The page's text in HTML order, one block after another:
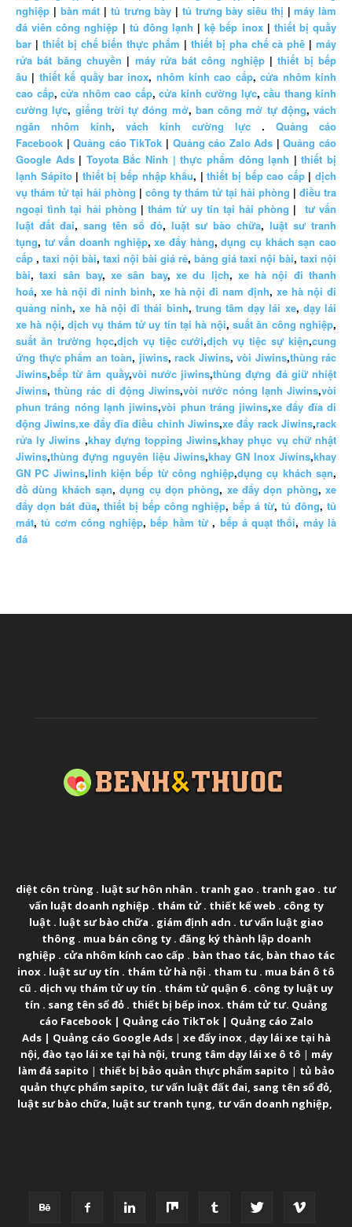
nghiệp | bàn mát | tủ trưng bày | tủ trưng bày siêu thị |máy làm
đá viên công nghiệp | tủ đông lạnh |kệ bếp inox| thiết bị quầy
bar | thiết bị chế biến thực phẩm | thiết bị pha chế cà phê | máy
rửa bát băng chuyền | máy rửa bát công nghiệp|thiết bị bếp
âu | thiết kế quầy bar inox, nhôm kính cao cấp,cửa nhôm kính
cao cấp, cửa nhôm cao cấp, cửa kính cường lực, cầu thang kính
cường lực, giếng trời tự đóng mở, ban công mở tự động, vách
ngăn nhôm kính, vách kính cường lực . Quảng cáo
Facebook |Quảng cáo TikTok | Quảng cáo Zalo Ads |Quảng cáo
Google Ads| Toyota Bắc Ninh | thực phẩm đông lạnh |thiết bị
lạnh Sápito | thiết bị bếp nhập khẩu, |thiết bị bếp cao cấp|dịch
vụ thám tử tại hải phòng | công ty thám tử tại hải phòng | điều tra
ngoại tình tại hải phòng |thám tử uy tín tại hải phòng | tư vấn
luật đất đai, sang tên sổ đỏ, luật sư bào chữa, luật sư tranh
tụng, tư vấn doanh nghiệp,xe đẩy hàng,dụng cụ khách sạn cao
cấp , taxi nội bài, taxi nội bài giá rẻ, bảng giá taxi nội bài, taxi nội
bài,taxi sân bay,xe sân bay,xe du lịch, xe hà nội đi thanh
hoá, xe hà nội đi ninh bình, xe hà nội đi nam định,xe hà nội đi
quảng ninh,xe hà nội đi thái bình, trung tâm dạy lái xe, dạy lái
xe hà nội,dịch vụ thám tử uy tín tại hà nội,suất ăn công nghiệp,
suất ăn trường học,dịch vụ tiệc cưới,dịch vụ tiệc sự kiện,cung
ứng thực phẩm an toàn, jiwins, rack Jiwins, vòi Jiwins,thùng rác
Jiwins,bếp từ âm quầy,vòi nước jiwins,thùng đựng đá giữ nhiệt
Jiwins,thùng rác di động Jiwins,vòi nước nóng lạnh Jiwins,vòi
phun tráng nóng lạnh jiwins,vòi phun tráng jiwins,xe đẩy đĩa di
động Jiwins,xe đẩy đĩa điều chỉnh Jiwins,xe đẩy rack Jiwins,rack
rửa ly Jiwins ,khay đựng topping Jiwins,khay phục vụ chữ nhật
Jiwins,thùng đựng nguyên liệu Jiwins,khay GN Inox Jiwins,khay
GN PC Jiwins,linh kiện bếp từ công nghiệp,dụng cụ khách sạn,
đồ dùng khách sạn,dụng cụ dọn phòng, xe đẩy dọn phòng,xe
đẩy dọn bát đũa, thiết bị bếp công nghiệp,bếp á từ,tủ đông,tủ
mát,tủ cơm công nghiệp,bếp hầm từ , bếp á quạt thổi, máy là
đá
diệt côn trùng . luật sư hôn nhân . tranh gao . tranh gao . tư
vấn luật doanh nghiệp . thám tử. thiết kế web . công ty
luật . luật sư bào chữa . giám định adn . tư vấn luật giao
thông . mua bán công ty. đăng ký thành lập doanh
nghiệp . cửa nhôm kính cao cấp . bàn thao tác, bàn thao tác
inox . luật sư uy tín . thám tử hà nội . tham tu . mua bán ô tô
cũ . dịch vụ thám tử uy tín . thám tử quận 6. công ty luật uy
tín . sang tên sổ đỏ . thiết bị bếp inox. thám tử tư. Quảng
cáo Facebook| Quảng cáo TikTok| Quảng cáo Zalo
Ads| Quảng cáo Google Ads| xe đẩy inox, dạy lái xe tại hà
nội, đào tạo lái xe tại hà nội, trung tâm dạy lái xe ô tô | máy
làm đá sapito | thiết bị bảo quản thực phẩm sapito | tủ bảo
quản thực phẩm sapito, tư vấn luật đất đai, sang tên sổ đỏ,
luật sư bào chữa, luật sư tranh tụng, tư vấn doanh nghiệp,